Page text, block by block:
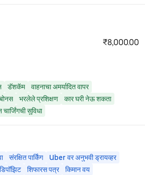
₹8,000.00
डॅशकॅम
वाहनाचा अमर्यादित वापर
भरलेले प्रशिक्षण
कार घरी नेऊ शकता
सुविधा
संरक्षित पार्किंग
Uber वर अनुभवी ड्रायव्हर
शिफारस पत्र किमान वय